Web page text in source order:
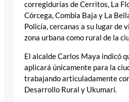
corregidurías de Cerritos, La
Córcega, Combia Baja y La
Policía, cercanas a su lugar de
zona urbana como rural de la
El alcalde Carlos Maya indicó
aplicará únicamente para la
trabajando articuladamente
Desarrollo Rural y Ukumarí.